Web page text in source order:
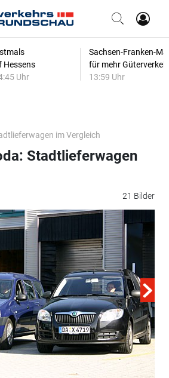
Hessens
Uhr
Sachsen-Franken-
für mehr
13:59 Uhr
im Vergleich
21 Bilder
Stadtlieferwagen